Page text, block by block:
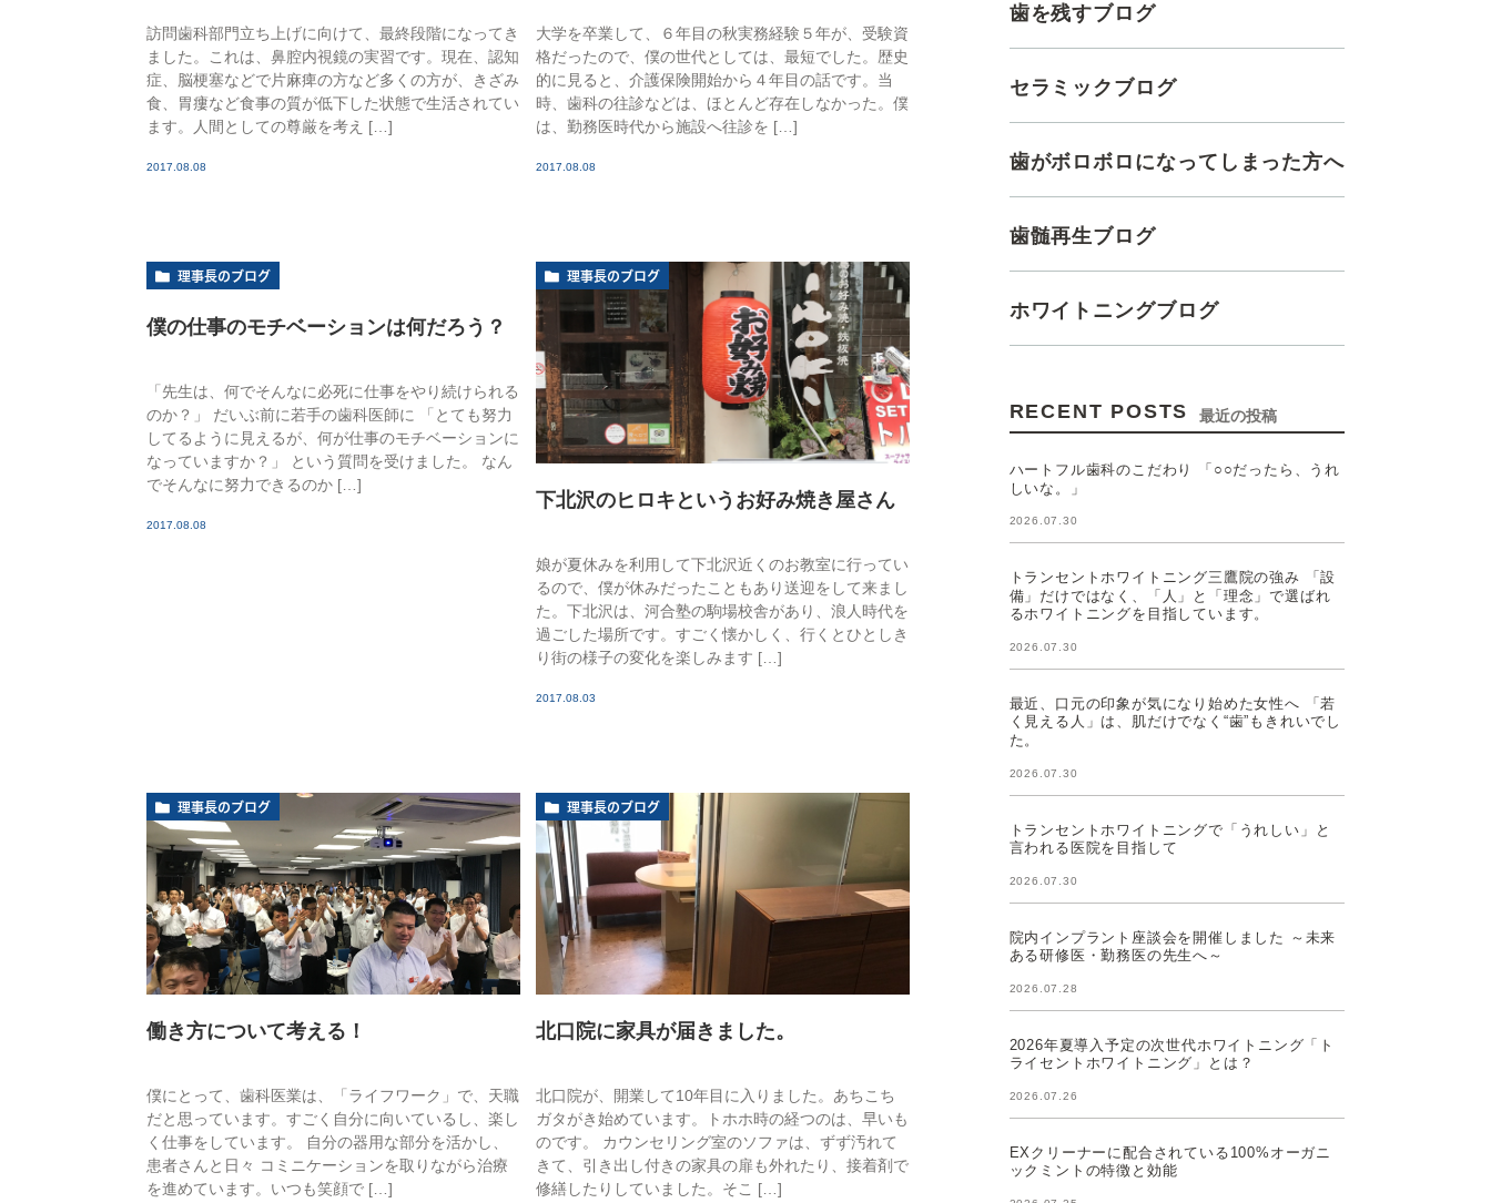
訪問歯科部門立ち上げに向けて、最終段階になってき
ました。これは、鼻腔内視鏡の実習です。現在、認知
症、脳梗塞などで片麻痺の方など多くの方が、きざみ
食、胃瘻など食事の質が低下した状態で生活されてい
ます。人間としての尊厳を考え […]
2017.08.08
大学を卒業して、６年目の秋実務経験５年が、受験資
格だったので、僕の世代としては、最短でした。歴史
的に見ると、介護保険開始から４年目の話です。当
時、歯科の往診などは、ほとんど存在しなかった。僕
は、勤務医時代から施設へ往診を […]
2017.08.08
理事長のブログ
僕の仕事のモチベーションは何だろう？
「先生は、何でそんなに必死に仕事をやり続けられる
のか？」 だいぶ前に若手の歯科医師に 「とても努力
してるように見えるが、何が仕事のモチベーションに
なっていますか？」 という質問を受けました。 なん
でそんなに努力できるのか […]
2017.08.08
理事長のブログ
下北沢のヒロキというお好み焼き屋さん
娘が夏休みを利用して下北沢近くのお教室に行ってい
るので、僕が休みだったこともあり送迎をして来まし
た。下北沢は、河合塾の駒場校舎があり、浪人時代を
過ごした場所です。すごく懐かしく、行くとひとしき
り街の様子の変化を楽しみます […]
2017.08.03
理事長のブログ
働き方について考える！
僕にとって、歯科医業は、「ライフワーク」で、天職
だと思っています。すごく自分に向いているし、楽し
く仕事をしています。 自分の器用な部分を活かし、
患者さんと日々 コミニケーションを取りながら治療
を進めています。いつも笑顔で […]
理事長のブログ
北口院に家具が届きました。
北口院が、開業して10年目に入りました。あちこち
ガタがき始めています。トホホ時の経つのは、早いも
のです。 カウンセリング室のソファは、ずず汚れて
きて、引き出し付きの家具の扉も外れたり、接着剤で
修繕したりしていました。そこ […]
歯を残すブログ
セラミックブログ
歯がボロボロになってしまった方へ
歯髄再生ブログ
ホワイトニングブログ
RECENT POSTS 最近の投稿
ハートフル歯科のこだわり 「○○だったら、うれ
しいな。」
2026.07.30
トランセントホワイトニング三鷹院の強み 「設
備」だけではなく、「人」と「理念」で選ばれ
るホワイトニングを目指しています。
2026.07.30
最近、口元の印象が気になり始めた女性へ 「若
く見える人」は、肌だけでなく“歯”もきれいでし
た。
2026.07.30
トランセントホワイトニングで「うれしい」と
言われる医院を目指して
2026.07.30
院内インプラント座談会を開催しました ～未来
ある研修医・勤務医の先生へ～
2026.07.28
2026年夏導入予定の次世代ホワイトニング「ト
ライセントホワイトニング」とは？
2026.07.26
EXクリーナーに配合されている100%オーガニ
ックミントの特徴と効能